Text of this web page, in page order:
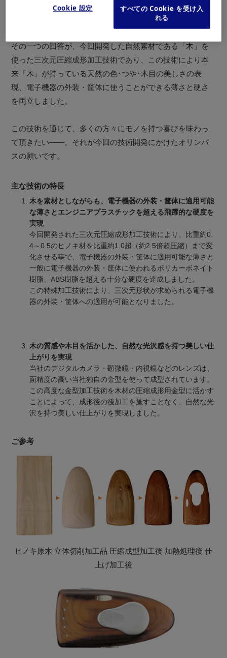
このような時代においてオリンパスは、人がモノに対して
情緒的価値を持てるモノづくりとは何かを考えてきまし
その一つの回答が、今回開発した自然素材である「木」を
使った三次元圧縮成形加工技術であり、この技術により本
来「木」が持っている天然の色･つや･木目の美しさの表
現、電子機器の外装・筐体に使うことができる薄さと硬さ
を両立しました。
この技術を通じて、多くの方々にモノを持つ喜びを味わっ
て頂きたい――。それが今回の技術開発にかけたオリンパ
スの願いです。
主な技術の特長
木を素材としながらも、電子機器の外装・筐体に適用可能
な薄さとエンジニアプラスチックを超える飛躍的な硬度を
実現
今回開発された三次元圧縮成形加工技術により、比重約0.
4～0.5のヒノキ材を比重約1.0超（約2.5倍超圧縮）まで変
化させる事で、電子機器の外装・筐体に適用可能な薄さと
一般に電子機器の外装・筐体に使われるポリカーボネイト
樹脂、ABS樹脂を超える十分な硬度を達成しました。
この特殊加工技術により、三次元形状が求められる電子機
器の外装・筐体への適用が可能となりました。
木の質感や木目を活かした、自然な光沢感を持つ美しい仕
上がりを実現
当社のデジタルカメラ・顕微鏡・内視鏡などのレンズは、
面精度の高い当社独自の金型を使って成型されています。
この高度な金型加工技術を木材の圧縮成形用金型に活かす
ことによって、成形後の後加工を施すことなく、自然な光
沢を持つ美しい仕上がりを実現しました。
ご参考
ヒノキ原木 立体切削加工品 圧縮成型加工後 加熱処理後 仕
上げ加工後
Cookie 設定
すべての Cookie を受け入
れる